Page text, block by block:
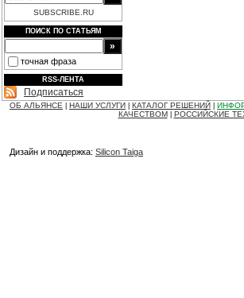
SUBSCRIBE.RU
ПОИСК ПО СТАТЬЯМ
точная фраза
RSS-ЛЕНТА
Подписаться
ОБ АЛЬЯНСЕ НАШИ УСЛУГИ КАТАЛОГ РЕШЕНИЙ
КАЧЕСТВОМ
РОССИЙСКИЕ
Дизайн и поддержка: Silicon Taiga